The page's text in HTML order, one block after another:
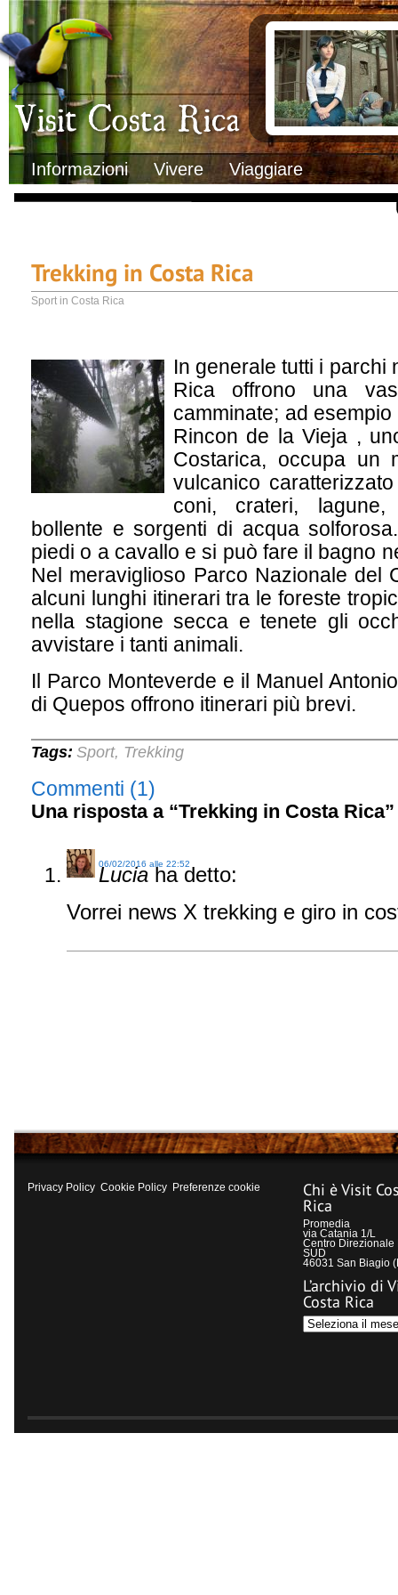
Visit Costa Rica
Informazioni Vivere Viaggiare
Clima
Geografia
Informazioni Geografiche
Letteratura e cultura
Gastronomia
Lo sapevi che
Musica
Natura
Storia
Trasporti Interni
Documenti
Italiani in Costa
L’ambasciata
Opportunità
Trekking in Costa Rica
Sport in Costa Rica
In generale tutti i parchi
Rica offrono una
camminate; ad
Rincon de la Vieja ,
Costarica, occupa un
vulcanico
coni, crateri,
bollente e sorgenti di acqua
piedi o a cavallo e si può fare il bagno
Nel meraviglioso Parco Nazionale del
alcuni lunghi itinerari tra le foreste
nella stagione secca e tenete gli
avvistare i tanti animali.
Il Parco Monteverde e il Manuel
di Quepos offrono itinerari più brevi.
Tags: Sport, Trekking
Commenti (1)
Una risposta a “Trekking in Costa Rica”
Lucia ha detto:
06/02/2016 alle 22:52
Vorrei news X trekking e giro in
Privacy Policy Cookie Policy Preferenze cookie Chi è Visit
Rica
Promedia
via Catania 1/L
Centro Direzionale
SUD
46031 San Biagio
L’archivio di
Costa Rica
L’archivio
di